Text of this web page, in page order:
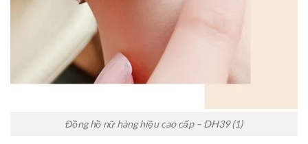
Đồng hồ nữ hàng hiệu cao cấp – DH39 (1)